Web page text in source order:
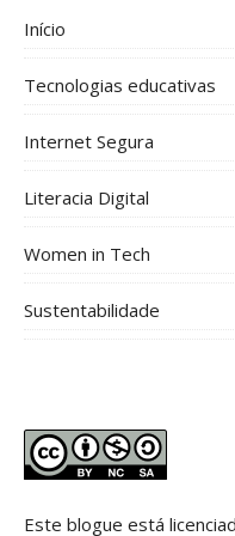
Início
Tecnologias educativas
Internet Segura
Literacia Digital
Women in Tech
Sustentabilidade
Este blogue está